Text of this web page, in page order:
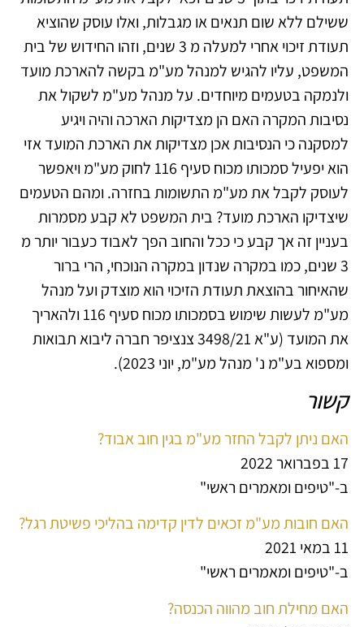
ששילם ללא שום תנאים או מגבלות, ואלו עוסק שהוציא
תעודת זיכוי אחרי למעלה מ 3 שנים, וזהו החידוש של בית
המשפט, עליו להגיש למנהל מע"מ בקשה להארכת מועד
ולנמקה בטעמים מיוחדים. על מנהל מע"מ לשקול את
נסיבות המקרה האם הן מצדיקות הארכה והיה ויגיע
למסקנה כי הנסיבות אכן מצדיקות את הארכת המועד אזי
הוא יפעיל סמכותו מכוח סעיף 116 לחוק מע"מ ויאפשר
לעוסק לקבל את מע"מ התשומות בחזרה. ומהם הטעמים
שיצדיקו הארכת מועד? בית המשפט לא קבע מסמרות
בעניין זה אך קבע כי ככל והחוב הפך לאבוד כעבור יותר מ
3 שנים, כמו במקרה שנדון במקרה הנוכחי, הרי ברור
שהאיחור בהוצאת תעודת הזיכוי הוא מוצדק ועל מנהל
מע"מ לעשות שימוש בסמכותו מכוח סעיף 116 ולהאריך
את המועד (ע"א 3498/21 צנציפר חברה ליבוא תבואות
ומספוא בע"מ נ' מנהל מע"מ, יוני 2023).
קשור
האם ניתן לקבל החזר מע"מ בגין חוב אבוד?
17 בפברואר 2022
ב-"טיפים ומאמרים ראשי"
האם חובות מע"מ זכאים לדין קדימה בהליכי פשיטת רגל?
11 במאי 2021
ב-"טיפים ומאמרים ראשי"
האם מחילת חוב מהווה הכנסה?